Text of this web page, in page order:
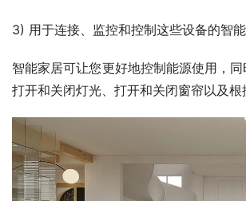
3) 用于连接、监控和控制这些设备的智能
智能家居可让您更好地控制能源使用，同
打开和关闭灯光、打开和关闭窗帘以及根